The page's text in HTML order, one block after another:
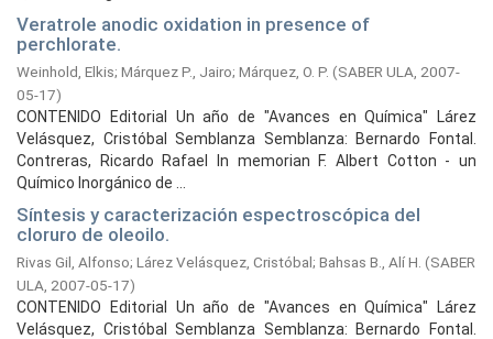
Veratrole anodic oxidation in presence of
perchlorate.
Weinhold, Elkis; Márquez P., Jairo; Márquez, O. P. (SABER ULA, 2007-
05-17)
CONTENIDO Editorial Un año de "Avances en Química" Lárez
Velásquez, Cristóbal Semblanza Semblanza: Bernardo Fontal.
Contreras, Ricardo Rafael In memorian F. Albert Cotton - un
Químico Inorgánico de ...
Síntesis y caracterización espectroscópica del
cloruro de oleoilo.
Rivas Gil, Alfonso; Lárez Velásquez, Cristóbal; Bahsas B., Alí H. (SABER
ULA, 2007-05-17)
CONTENIDO Editorial Un año de "Avances en Química" Lárez
Velásquez, Cristóbal Semblanza Semblanza: Bernardo Fontal.